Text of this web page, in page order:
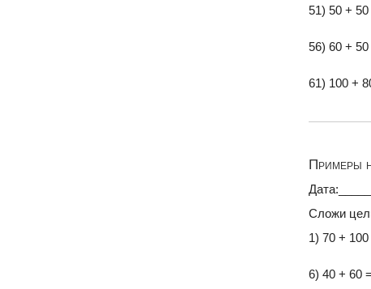
51) 50 + 50
56) 60 + 50
61) 100 +
Примеры
Сложи
1) 70 + 100
6) 40 + 60 =